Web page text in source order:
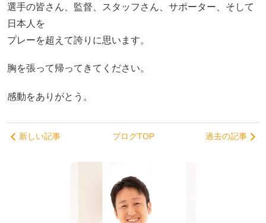
選手の皆さん、監督、スタッフさん、サポーター、そして
日本人を
プレーを超えて誇りに思います。
胸を張って帰ってきてください。
感動をありがとう。
新しい記事 ブログTOP 過去の記事